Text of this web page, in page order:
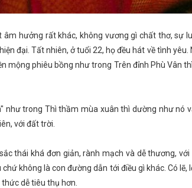
hưởng rất khác, không vương gì chất thơ, sự
đại. Tất nhiên, ở tuổi 22, họ đều hát về tình
mộng phiêu bồng như trong Trên đỉnh Phù Vân
như trong Thì thầm mùa xuân thì dường như nó
với đất trời.
thái khá đơn giản, rành mạch và dễ thương,
không là con đường dẫn tới điều gì khác. Có lẽ,
dễ tiêu thụ hơn.